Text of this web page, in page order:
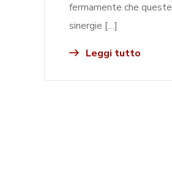
fermamente che queste
sinergie […]
Leggi tutto